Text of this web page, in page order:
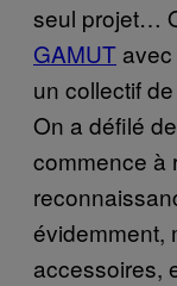
seul projet…
GAMUT
un collectif
On a défilé
commence à
évidemment,
accessoires,